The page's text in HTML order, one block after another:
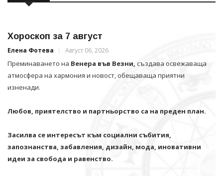
Хороскоп за 7 август
Елена Фотева Август 06, 2026
Преминаването на Венера във Везни, създава освежаваща
атмосфера на хармония и новост, обещаваща приятни
изненади.
Любов, приятелство и партньорство са на преден план.
Засилва се интересът към социални събития,
запознанства, забавления, дизайн, мода, иновативни
идеи за свобода и равенство.